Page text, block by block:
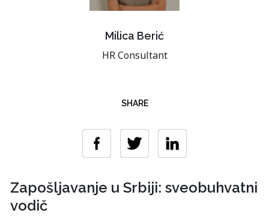
Milica Berić
HR Consultant
SHARE
Zapošljavanje u Srbiji: sveobuhvatni
vodič